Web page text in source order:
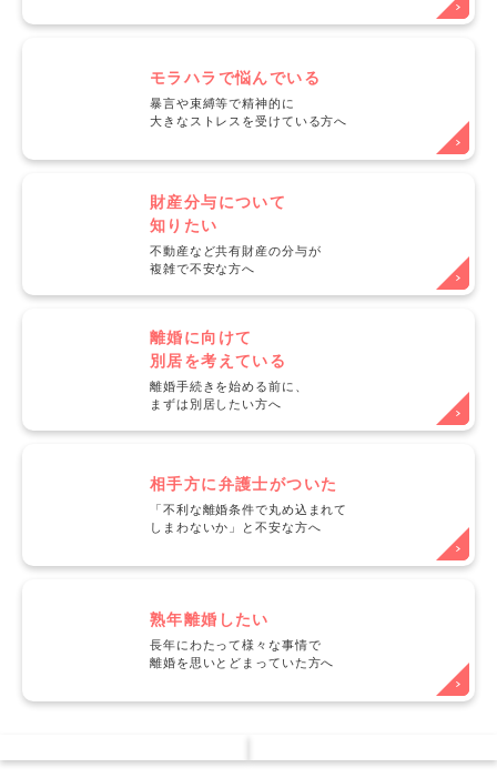
モラハラで悩んでいる
暴言や束縛等で精神的に
大きなストレスを受けている方へ
財産分与について
知りたい
不動産など共有財産の分与が
複雑で不安な方へ
離婚に向けて
別居を考えている
離婚手続きを始める前に、
まずは別居したい方へ
相手方に弁護士がついた
「不利な離婚条件で丸め込まれて
しまわないか」と不安な方へ
熟年離婚したい
長年にわたって様々な事情で
離婚を思いとどまっていた方へ